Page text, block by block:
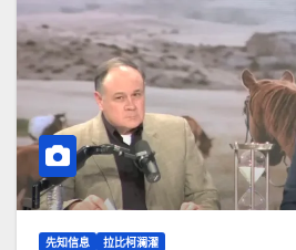
先知信息 拉比柯澜濯